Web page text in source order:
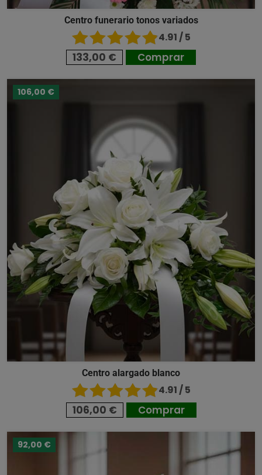
Centro funerario tonos variados
4.91 / 5
133,00 € Comprar
106,00 €
Centro alargado blanco
4.91 / 5
106,00 € Comprar
92,00 €